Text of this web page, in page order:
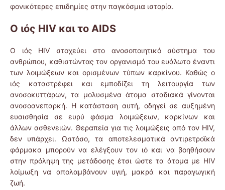
φονικότερες επιδημίες στην παγκόσμια ιστορία.
Ο ιός HIV και το AIDS
Ο ιός HIV στοχεύει στο ανοσοποιητικό σύστημα του
ανθρώπου, καθιστώντας τον οργανισμό του ευάλωτο έναντι
των λοιμώξεων και ορισμένων τύπων καρκίνου. Καθώς ο
ιός καταστρέφει και εμποδίζει τη λειτουργία των
ανοσοκυττάρων, τα μολυσμένα άτομα σταδιακά γίνονται
ανοσοανεπαρκή. Η κατάσταση αυτή, οδηγεί σε αυξημένη
ευαισθησία σε ευρύ φάσμα λοιμώξεων, καρκίνων και
άλλων ασθενειών. Θεραπεία για τις λοιμώξεις από τον HIV,
δεν υπάρχει. Ωστόσο, τα αποτελεσματικά αντιρετροϊκά
φάρμακα μπορούν να ελέγξουν τον ιό και να βοηθήσουν
στην πρόληψη της μετάδοσης έτσι ώστε τα άτομα με HIV
λοίμωξη να απολαμβάνουν υγιή, μακρά και παραγωγική
ζωή.